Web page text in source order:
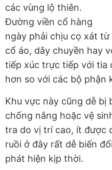
các vùng lộ thiên.
Đường viền cổ hàng
ngày phải chịu cọ xát từ
cổ áo, dây chuyền hay
tiếp xúc trực tiếp với tia
hơn so với các bộ phận
Khu vực này cũng dễ bị
chống nắng hoặc vệ
tra do vị trí cao, ít được
ruồi ở đây rất dễ biến
phát hiện kịp thời.